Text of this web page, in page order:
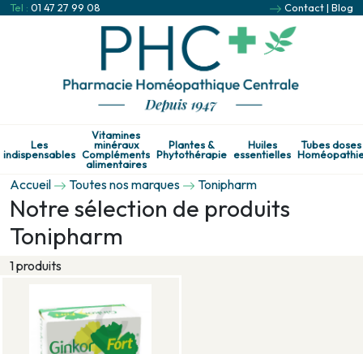
Tel : 01 47 27 99 08 Contact| Blog
Les
indispensables
Vitamines
minéraux
Compléments
alimentaires
Plantes &
Phytothérapie
Huiles
essentielles
Tubes doses
Accueil Toutes nos marques Tonipharm
Notre sélection de produits
Tonipharm
1 produits